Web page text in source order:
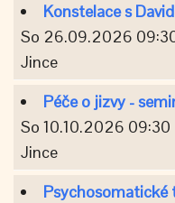
Konstelace s
So 26.09.2026
Jince
Péče o jizvy -
So 10.10.2026 09:30
Jince
Psychosomatické